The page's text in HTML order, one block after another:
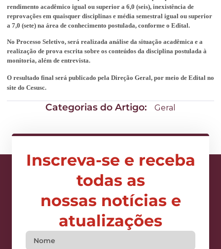
rendimento acadêmico igual ou superior a 6,0 (seis), inexistência de
reprovações em quaisquer disciplinas e média semestral igual ou superior
a 7,0 (sete) na área de conhecimento postulada, conforme o Edital.
No Processo Seletivo, será realizada análise da situação acadêmica e a
realização de prova escrita sobre os conteúdos da disciplina postulada à
monitoria, além de entrevista.
O resultado final será publicado pela Direção Geral, por meio de Edital no
site do Cesusc.
Categorias do Artigo: Geral
Inscreva-se e receba
todas as
nossas notícias e
atualizações